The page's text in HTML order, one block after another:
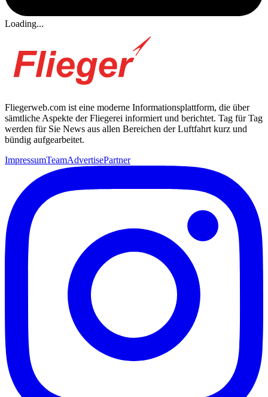
Loading...
Fliegerweb.com ist eine moderne Informationsplattform, die über
sämtliche Aspekte der Fliegerei informiert und berichtet. Tag für Tag
werden für Sie News aus allen Bereichen der Luftfahrt kurz und
bündig aufgearbeitet.
ImpressumTeamAdvertisePartner